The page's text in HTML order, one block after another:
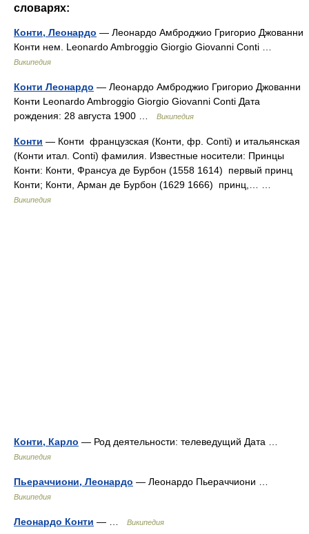
словарях:
Конти, Леонардо — Леонардо Амброджио Григорио Джованни
Конти нем. Leonardo Ambroggio Giorgio Giovanni Conti …
Википедия
Конти Леонардо — Леонардо Амброджио Григорио Джованни
Конти Leonardo Ambroggio Giorgio Giovanni Conti Дата
рождения: 28 августа 1900 …
Википедия
Конти — Конти французская (Конти, фр. Conti) и итальянская
(Конти итал. Conti) фамилия. Известные носители: Принцы
Конти: Конти, Франсуа де Бурбон (1558 1614) первый принц
Конти; Конти, Арман де Бурбон (1629 1666) принц,… …
Википедия
Конти, Карло — Род деятельности: телеведущий Дата …
Википедия
Пьераччиони, Леонардо — Леонардо Пьераччиони …
Википедия
Леонардо Конти — … Википедия